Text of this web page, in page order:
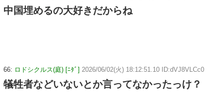
中国埋めるの大好きだからね
66: ロドシクルス(庭) [ﾆﾀﾞ] 2026/06/02(火) 18:12:51.10 ID:dVJ8VLCc0
犠牲者などいないとか言ってなかったっけ？